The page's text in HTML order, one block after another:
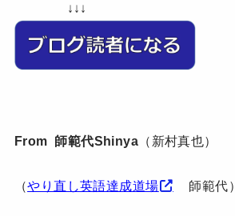
↓↓↓
From 師範代Shinya （新村真也）
（やり直し英語達成道場 師範代）